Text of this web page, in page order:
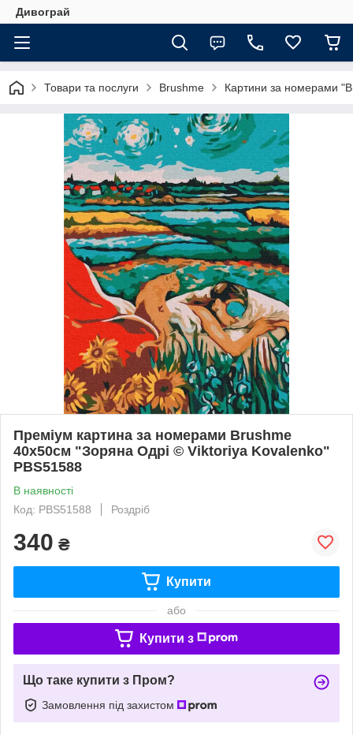
Дивограй
Товари та послуги Brushme Картини за номерами
Преміум картина за номерами Brushme
40x50см "Зоряна Одрі © Viktoriya Kovalenko"
PBS51588
В наявності
Код: PBS51588
Роздріб
340 ₴
Купити
або
Купити з
Що таке купити з Пром?
Замовлення під захистом